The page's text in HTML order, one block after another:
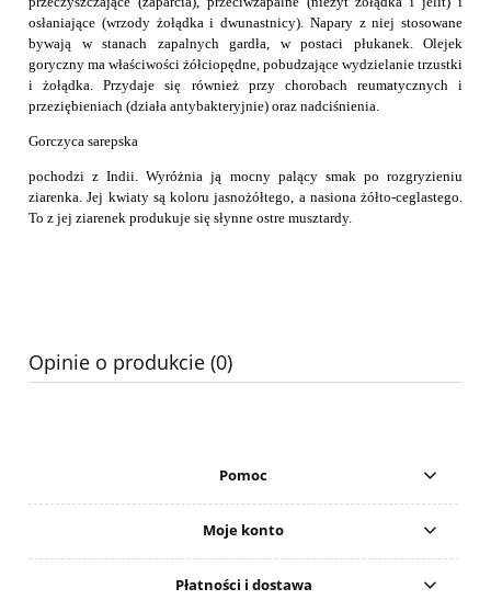
osłaniające (wrzody żołądka i dwunastnicy). Napary z niej stosowane
bywają w stanach zapalnych gardła, w postaci płukanek. Olejek
goryczny ma właściwości żółciopędne, pobudzające wydzielanie trzustki
i żołądka. Przydaje się również przy chorobach reumatycznych i
przeziębieniach (działa antybakteryjnie) oraz nadciśnienia.
Gorczyca sarepska
pochodzi z Indii. Wyróżnia ją mocny palący smak po rozgryzieniu
ziarenka. Jej kwiaty są koloru jasnożółtego, a nasiona żółto-ceglastego.
To z jej ziarenek produkuje się słynne ostre musztardy.
Opinie o produkcie (0)
Pomoc
Moje konto
Płatności i dostawa